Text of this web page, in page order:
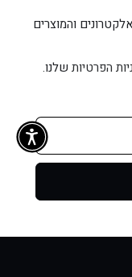
והמוצרים
הפרטיות שלנו.